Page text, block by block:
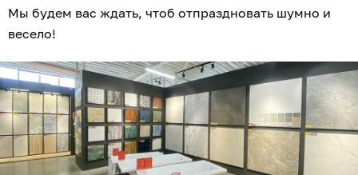
Мы будем вас ждать, чтоб отпраздновать шумно и
весело!